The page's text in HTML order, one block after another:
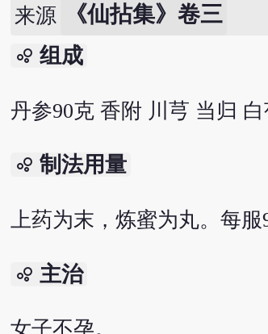
来源 《仙拈集》卷三
bubble_chart 组成
丹参90克 香附 川芎 当归
bubble_chart 制法用量
上药为末，炼蜜为丸。每服
bubble_chart 主治
女子不孕。